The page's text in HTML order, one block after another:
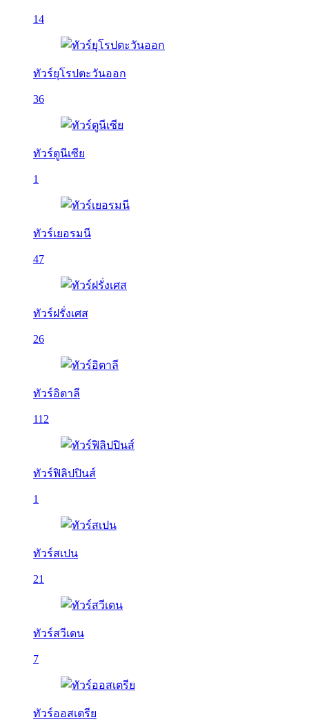
14
ทัวร์ยุโรปตะวันออก
36
ทัวร์ตูนีเซีย
1
ทัวร์เยอรมนี
47
ทัวร์ฝรั่งเศส
26
ทัวร์อิตาลี
112
ทัวร์ฟิลิปปินส์
1
ทัวร์สเปน
21
ทัวร์สวีเดน
7
ทัวร์ออสเตรีย